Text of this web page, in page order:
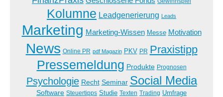
Kolumne Leadgenerierung Leads
Marketing Marketing-Wissen Messe Motivation
News Online PR pdf Magazin PKV PR Praxistipp
Pressemeldung Produkte Prognosen
Psychologie Recht Seminar Social Media
Software Steuertipps Studie Texten Trading Umfrage